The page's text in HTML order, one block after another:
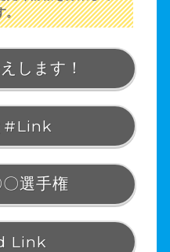
。
します！
#Link
選手権
Link